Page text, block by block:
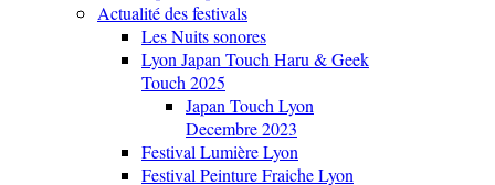
Actualité des festivals
Les Nuits sonores
Lyon Japan Touch Haru & Geek
Touch 2025
Japan Touch Lyon
Decembre 2023
Festival Lumière Lyon
Festival Peinture Fraiche Lyon